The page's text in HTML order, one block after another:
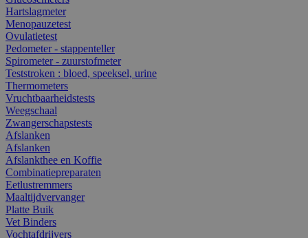
Hartslagmeter
Menopauzetest
Ovulatietest
Pedometer - stappenteller
Spirometer - zuurstofmeter
Teststroken : bloed, speeksel, urine
Thermometers
Vruchtbaarheidstests
Weegschaal
Zwangerschapstests
Afslanken
Afslanken
Afslankthee en Koffie
Combinatiepreparaten
Eetlustremmers
Maaltijdvervanger
Platte Buik
Vet Binders
Vochtafdrijvers